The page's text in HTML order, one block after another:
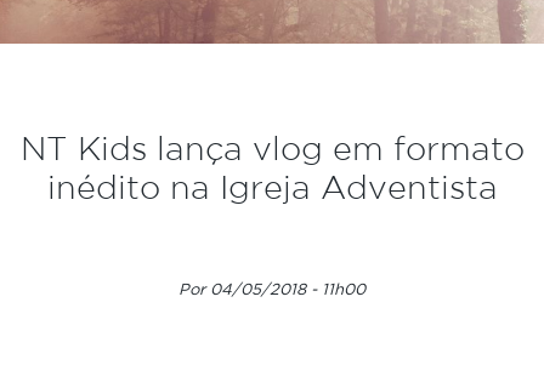
NT Kids lança vlog em formato
inédito na Igreja Adventista
Por 04/05/2018 - 11h00